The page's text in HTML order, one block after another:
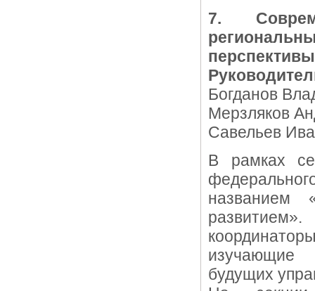
7.
Богданов
Мерзляков
Савельев
В рамках
названием
изучающие
будущих